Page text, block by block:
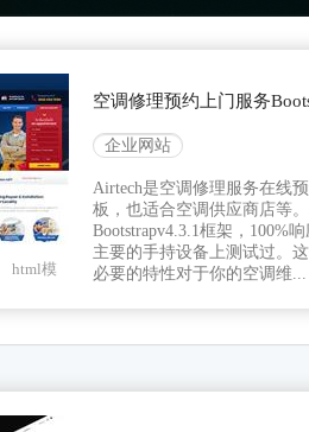
html模
空调修理预约上门服务
企业网站
Airtech是空调修理服务在线
板，也适合空调供应商店等
Bootstrapv4.3.1框架，100%
主要的手持设备上测试过。
必要的特性对于你的空调维...